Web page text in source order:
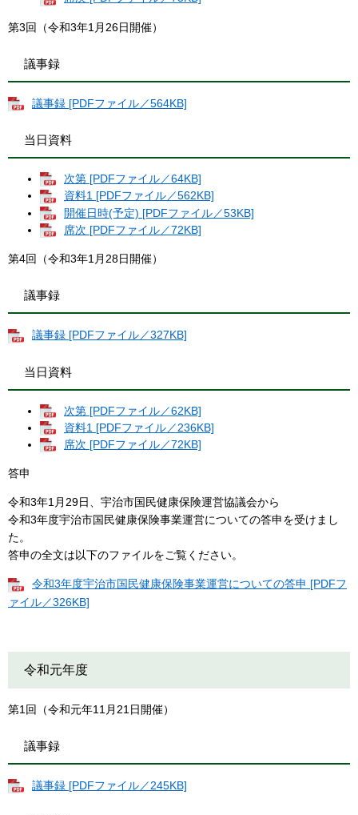
第3回（令和3年1月26日開催）
議事録
議事録 [PDFファイル／564KB]
当日資料
次第 [PDFファイル／64KB]
資料1 [PDFファイル／562KB]
開催日時(予定) [PDFファイル／53KB]
席次 [PDFファイル／72KB]
第4回（令和3年1月28日開催）
議事録
議事録 [PDFファイル／327KB]
当日資料
次第 [PDFファイル／62KB]
資料1 [PDFファイル／236KB]
席次 [PDFファイル／72KB]
答申
令和3年1月29日、宇治市国民健康保険運営協議会から
令和3年度宇治市国民健康保険事業運営についての答申を受けまし
た。
答申の全文は以下のファイルをご覧ください。
令和3年度宇治市国民健康保険事業運営についての答申 [PDFフ
ァイル／326KB]
令和元年度
第1回（令和元年11月21日開催）
議事録
議事録 [PDFファイル／245KB]